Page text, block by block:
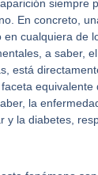
siempre
En concreto,
en cualquiera de
a saber,
está
equivalente
la
y la diabetes,